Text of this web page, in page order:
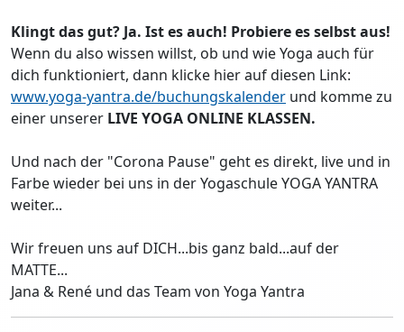
Klingt das gut? Ja. Ist es auch! Probiere es selbst aus!
Wenn du also wissen willst, ob und wie Yoga auch für
dich funktioniert, dann klicke hier auf diesen Link:
www.yoga-yantra.de/buchungskalender und komme zu
einer unserer LIVE YOGA ONLINE KLASSEN.
Und nach der "Corona Pause" geht es direkt, live und in
Farbe wieder bei uns in der Yogaschule YOGA YANTRA
weiter...
Wir freuen uns auf DICH...bis ganz bald...auf der
MATTE...
Jana & René und das Team von Yoga Yantra